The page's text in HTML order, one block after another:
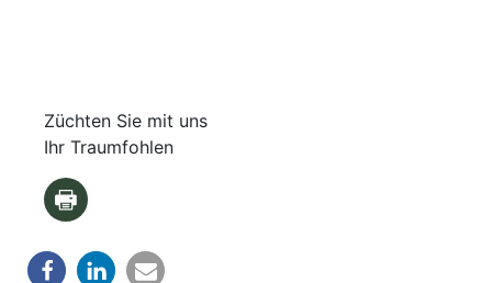
Züchten Sie mit uns
Ihr Traumfohlen